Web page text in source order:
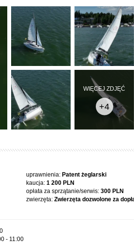
WIĘCEJ ZDJĘĆ
+4
uprawnienia: Patent żeglarski
kaucja: 1 200 PLN
opłata za sprzątanie/serwis: 300 PLN
zwierzęta: Zwierzęta dozwolone za
- 11:00